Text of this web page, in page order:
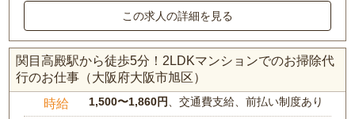
この求人の詳細を見る
関目高殿駅から徒歩5分！2LDKマンションでのお掃除代
行のお仕事（大阪府大阪市旭区）
時給 1,500〜1,860円、交通費支給、前払い制度あり